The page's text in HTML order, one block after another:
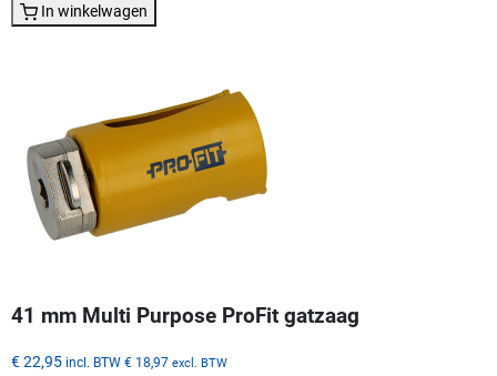
In winkelwagen
41 mm Multi Purpose ProFit gatzaag
€ 22,95 incl. BTW € 18,97 excl. BTW